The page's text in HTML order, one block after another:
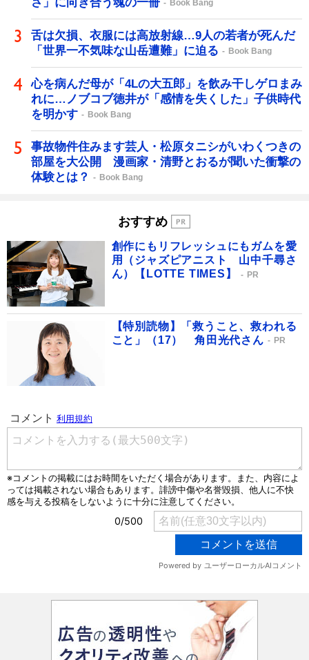
Book Bang
舌は欠損、衣服には高放射線…9人の若者が死んだ
「世界一不気味な山岳遭難」に迫る
Book Bang
心を病んだ母が「4Lの大五郎」を飲み干しゲロまみ
れに…ノブコブ徳井が「感情を失くした」子供時代
を明かす
Book Bang
事故物件住みます芸人・松原タニシがいわくつきの
部屋を大公開 漫画家・清野とおるが聞いた衝撃の
体験とは？
Book Bang
おすすめ
創作にもリフレッシュにもガムを愛
用（ジャズピアニスト 山中千尋さ
ん）【LOTTE TIMES】
PR
【特別読物】「救うこと、救われる
こと」（17） 角田光代さん
PR